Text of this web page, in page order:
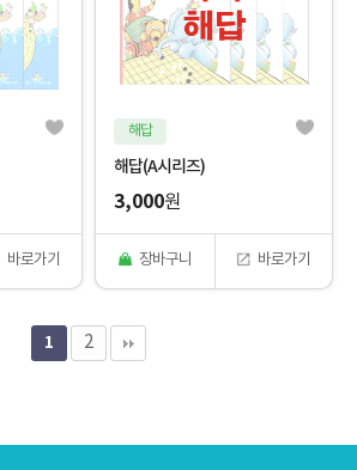
바로가기
해답
해답(A시리즈)
3,000원
장바구니 바로가기
1 2